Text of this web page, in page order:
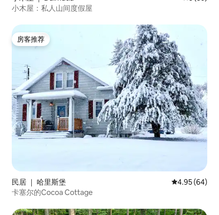
小木屋：私人山间度假屋
房客推荐
房客推荐
民居 ｜ 哈里斯堡 平均评分 4.95
4.95 (64)
卡塞尔的Cocoa Cottage